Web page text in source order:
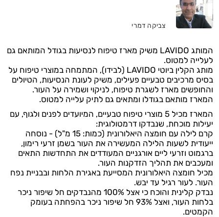
צביקה דמרי
המותג LAVIDO משיק מארז טיפוח לנסיעות בגודל המותאם גם
לעלייה למטוס.
מותג הקלין ביוטי LAVIDO (לבידו), המתמחה במוצרי טיפוח על
בסיס מרכיבים טבעיים פעילים, משיק לעונת הנסיעות, הטיולים
והחופשים מארז לשגרת טיפוח, לניקוי ושמירה על העור.
המארז מותאם בגודלו ומתאים גם לתיק עלייה למטוס.
המארז מכיל 5 מוצרי טיפוח טבעיים, המיועדים לפנים ולגוף, עם
יעילות מוכחת, שנבדקו דרמטולוגית:
קרם לילה עם חומצה היאלורונית (כמות: 15 מ"ל) - נוסחה
ייעודית לשעות הלילה המעשירה את העור בשמן זרעי רימון,
ברגמוט וזרעי ליים אורגניים המעודדים את התחדשות התאים
ומעכבים את תהליך הזדקנות העור.
מכיל חומצה היאלורונית המסייעת באגירת הלחות ובבניית נפח
העור. לעור רגיל עד יבש.
נבדק קלינית והוכח כי אצל 100% מהנבדקים חל שיפור ניכר
בלחות העור, ואצל 93% חל שיפור ניכר בהפחתה בעומק
הקמטים.